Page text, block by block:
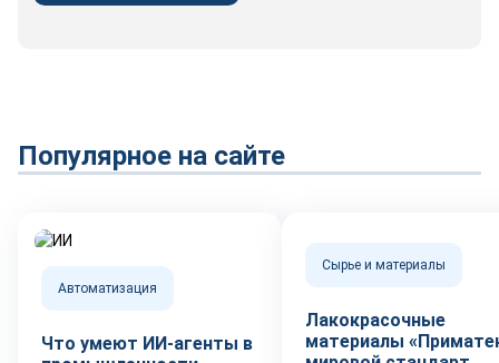
Популярное на сайте
Автоматизация
Что умеют ИИ-агенты в
Сырье и материалы
Лакокрасочные
материалы